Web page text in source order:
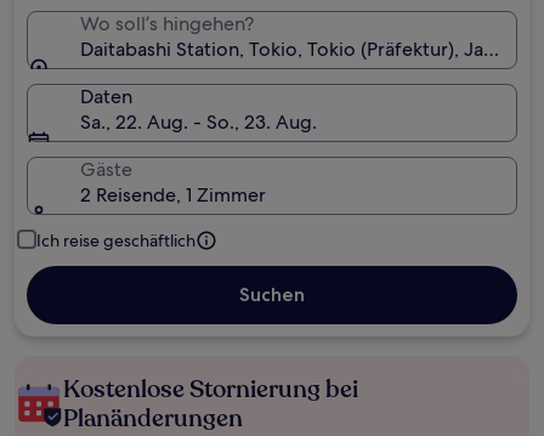
Wo soll’s hingehen?
Daitabashi Station, Tokio, Tokio (Präfektur), Japan
Daten
Sa., 22. Aug. - So., 23. Aug.
Gäste
2 Reisende, 1 Zimmer
Ich reise geschäftlich
Suchen
Kostenlose Stornierung bei
Planänderungen